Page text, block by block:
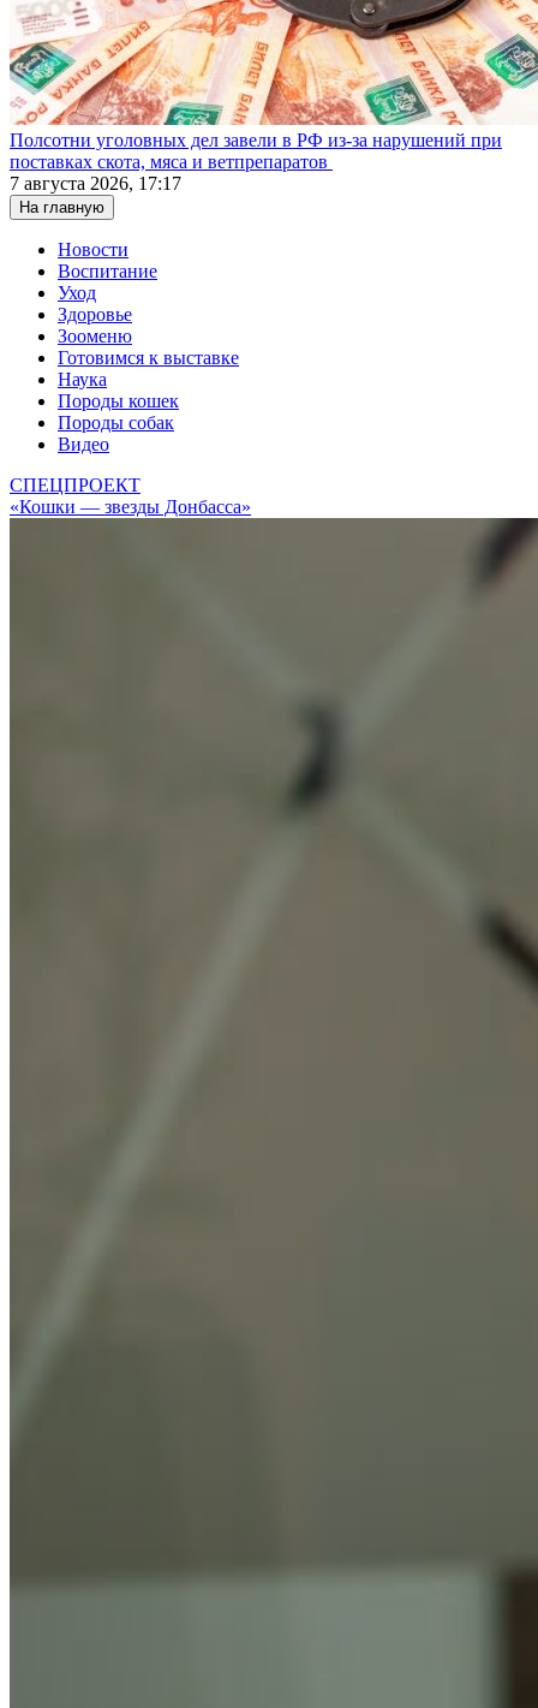
Полсотни уголовных дел завели в РФ из-за нарушений при
поставках скота, мяса и ветпрепаратов
7 августа 2026, 17:17
На главную
Новости
Воспитание
Уход
Здоровье
Зооменю
Готовимся к выставке
Наука
Породы кошек
Породы собак
Видео
СПЕЦПРОЕКТ
«Кошки — звезды Донбасса»